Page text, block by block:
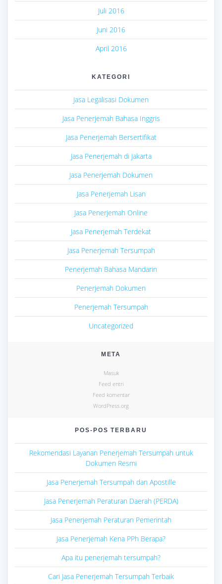
Juli 2016
Juni 2016
April 2016
KATEGORI
Jasa Legalisasi Dokumen
Jasa Penerjemah Bahasa Inggris
Jasa Penerjemah Bersertifikat
Jasa Penerjemah di Jakarta
Jasa Penerjemah Dokumen
Jasa Penerjemah Lisan
Jasa Penerjemah Online
Jasa Penerjemah Terdekat
Jasa Penerjemah Tersumpah
Penerjemah Bahasa Mandarin
Penerjemah Dokumen
Penerjemah Tersumpah
Uncategorized
META
Masuk
Feed entri
Feed komentar
WordPress.org
POS-POS TERBARU
Rekomendasi Layanan Penerjemah Tersumpah untuk
Dokumen Resmi
Jasa Penerjemah Tersumpah dan Apostille
Jasa Penerjemah Peraturan Daerah (PERDA)
Jasa Penerjemah Peraturan Pemerintah
Jasa Penerjemah Kena PPh Berapa?
Apa itu penerjemah tersumpah?
Cari Jasa Penerjemah Tersumpah Terbaik